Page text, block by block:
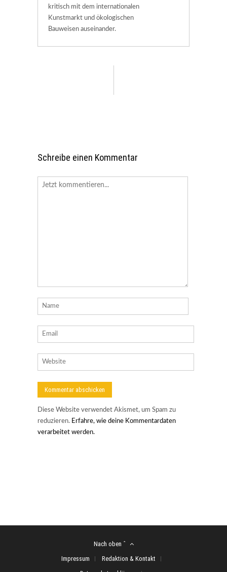
kritisch mit dem internationalen
Kunstmarkt und ökologischen
Bauweisen auseinander.
Schreibe einen Kommentar
Diese Website verwendet Akismet, um Spam zu
reduzieren. Erfahre, wie deine Kommentardaten
verarbeitet werden.
Nach oben ˆ
Impressum
Redaktion & Kontakt